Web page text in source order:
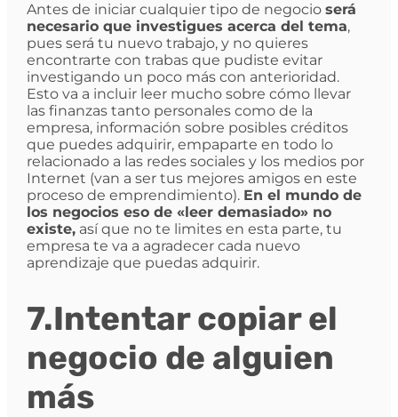
Antes de iniciar cualquier tipo de negocio será
necesario que investigues acerca del tema,
pues será tu nuevo trabajo, y no quieres
encontrarte con trabas que pudiste evitar
investigando un poco más con anterioridad.
Esto va a incluir leer mucho sobre cómo llevar
las finanzas tanto personales como de la
empresa, información sobre posibles créditos
que puedes adquirir, empaparte en todo lo
relacionado a las redes sociales y los medios por
Internet (van a ser tus mejores amigos en este
proceso de emprendimiento). En el mundo de
los negocios eso de «leer demasiado» no
existe,así que no te limites en esta parte, tu
empresa te va a agradecer cada nuevo
aprendizaje que puedas adquirir.
7.Intentar copiar el
negocio de alguien
más